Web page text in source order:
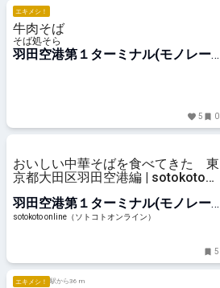
エキメシ！
牛肉そば
そば処そら
羽田空港第１ターミナル(モノレー
5 0
おいしい中華そばを食べてきた 東
京都大田区羽田空港編 | sotokoto
羽田空港第１ターミナル(モノレー
ル)駅
sotokoto online（ソトコトオンライン）
5
エキメシ！ 駅から36 m